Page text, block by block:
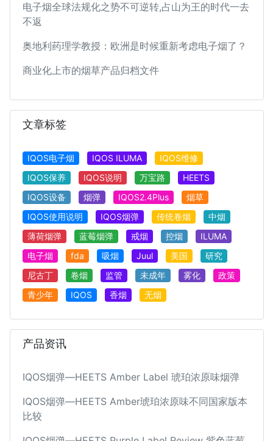
电子烟全球法规化之势不可逆转,占山为王的时代一去
不返
奥地利药理学教授：欧洲是时候重新考虑电子烟了？
商业化上市的烟草产品归档文件
文章标签
IQOS电子烟 IQOS ILUMA
IQOS维修
IQOS保养
IQOS说明 万宝路
HEETS
IQOS设备
烟弹 IQOS2.4Plus
烟草
IQOS使用说明
IQOS烟弹 传统卷烟
中烟
薄荷烟弹
蓝莓烟弹 戒烟 控烟
ILUMA
电子烟
fda 吸烟 Juul 美国
研究
尼古丁
卷烟 监管 未成年 雾化
政策
青少年
IQOS 香烟 无烟
产品资讯
IQOS烟弹—HEETS Amber Label 琥珀浓原味烟弹
IQOS烟弹—HEETS Amber琥珀浓原味不同国家版本
比较